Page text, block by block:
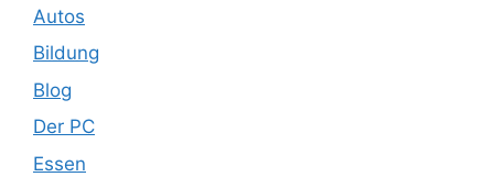
Autos
Bildung
Blog
Der PC
Essen